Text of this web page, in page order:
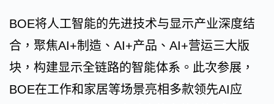
BOE将人工智能的先进技术与显示产业深度结
合，聚焦AI+制造、AI+产品、AI+营运三大版
块，构建显示全链路的智能体系。此次参展，
BOE在工作和家居等场景亮相多款领先AI应